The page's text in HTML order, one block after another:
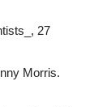
27
Morris.